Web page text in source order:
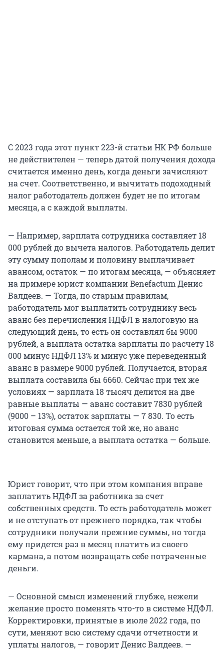
С 2023 года этот пункт 223-й статьи НК РФ больше
не действителен — теперь датой получения дохода
считается именно день, когда деньги зачисляют
на счет. Соответственно, и вычитать подоходный
налог работодатель должен будет не по итогам
месяца, а с каждой выплаты.
— Например, зарплата сотрудника составляет 18
000 рублей до вычета налогов. Работодатель делит
эту сумму пополам и половину выплачивает
авансом, остаток — по итогам месяца, — объясняет
на примере юрист компании Benefactum Денис
Валдеев. — Тогда, по старым правилам,
работодатель мог выплатить сотруднику весь
аванс без перечисления НДФЛ в налоговую на
следующий день, то есть он составлял бы 9000
рублей, а выплата остатка зарплаты по расчету 18
000 минус НДФЛ 13% и минус уже переведенный
аванс в размере 9000 рублей. Получается, вторая
выплата составила бы 6660. Сейчас при тех же
условиях — зарплата 18 тысяч делится на две
равные выплаты — аванс составит 7830 рублей
(9000 – 13%), остаток зарплаты — 7 830. То есть
итоговая сумма остается той же, но аванс
становится меньше, а выплата остатка — больше.
Юрист говорит, что при этом компания вправе
заплатить НДФЛ за работника за счет
собственных средств. То есть работодатель может
и не отступать от прежнего порядка, так чтобы
сотрудники получали прежние суммы, но тогда
ему придется раз в месяц платить из своего
кармана, а потом возвращать себе потраченные
деньги.
— Основной смысл изменений глубже, нежели
желание просто поменять что-то в системе НДФЛ.
Корректировки, принятые в июле 2022 года, по
сути, меняют всю систему сдачи отчетности и
уплаты налогов, — говорит Денис Валдеев. —